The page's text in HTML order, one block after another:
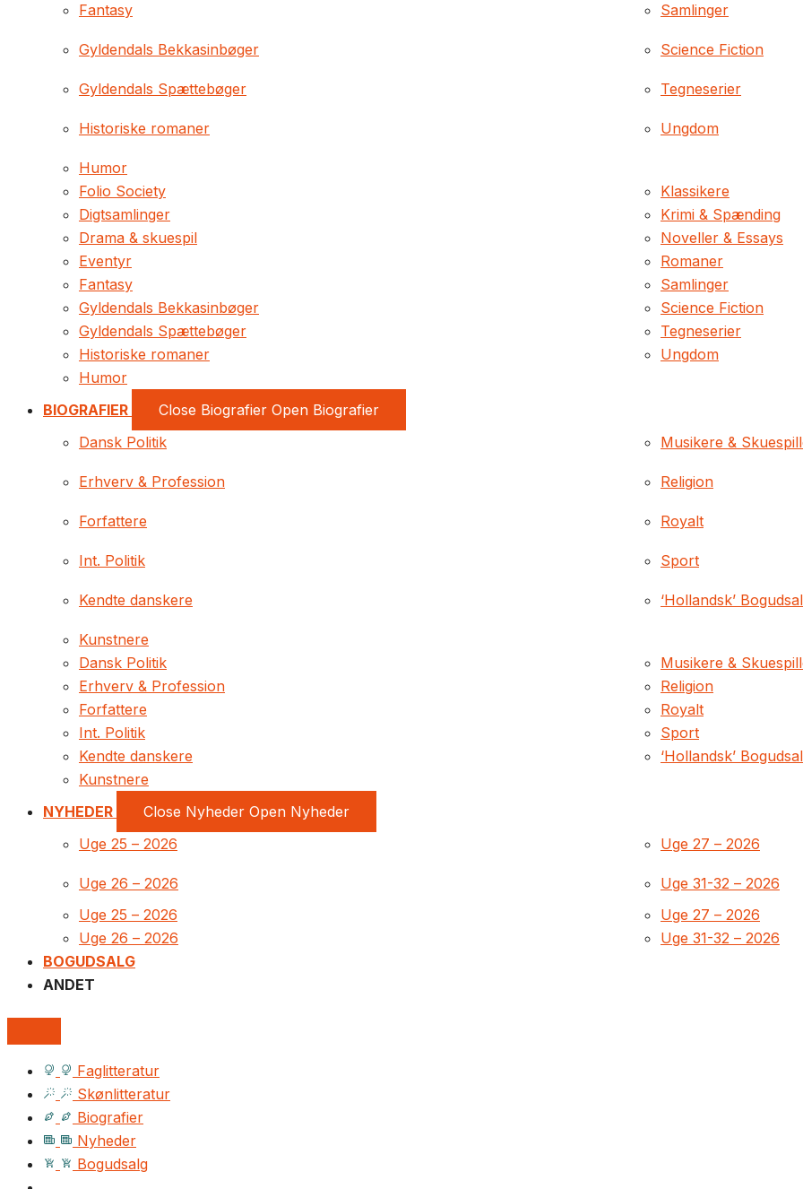
Fantasy
Gyldendals Bekkasinbøger
Gyldendals Spættebøger
Historiske romaner
Humor
Samlinger
Science Fiction
Tegneserier
Ungdom
Folio Society
Digtsamlinger
Drama & skuespil
Eventyr
Fantasy
Gyldendals Bekkasinbøger
Gyldendals Spættebøger
Historiske romaner
Humor
Klassikere
Krimi & Spænding
Noveller & Essays
Romaner
Samlinger
Science Fiction
Tegneserier
Ungdom
BIOGRAFIER Close Biografier Open Biografier
Dansk Politik
Erhverv & Profession
Forfattere
Int. Politik
Kendte danskere
Kunstnere
Musikere &
Religion
Royalt
Sport
‘Hollandsk’
Dansk Politik
Erhverv & Profession
Forfattere
Int. Politik
Kendte danskere
Kunstnere
Musikere &
Religion
Royalt
Sport
‘Hollandsk’
NYHEDER Close Nyheder Open Nyheder
Uge 25 – 2026
Uge 26 – 2026
Uge 27 – 2026
Uge 31-32 – 2026
Uge 25 – 2026
Uge 26 – 2026
Uge 27 – 2026
Uge 31-32 – 2026
BOGUDSALG
ANDET
Faglitteratur
Skønlitteratur
Biografier
Nyheder
Bogudsalg